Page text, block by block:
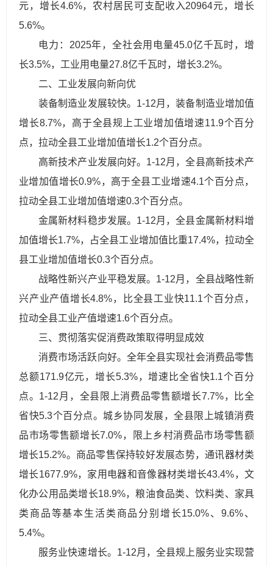
元，增长4.6%，农村居民可支配收入20964元，增长
5.6%。
电力：2025年，全社会用电量45.0亿千瓦时，增
长3.5%，工业用电量27.8亿千瓦时，增长3.2%。
二、工业发展向新向优
装备制造业发展较快。1-12月，装备制造业增加值
增长8.7%，高于全县规上工业增加值增速11.9个百分
点，拉动全县工业增加值增长1.2个百分点。
高新技术产业发展向好。1-12月，全县高新技术产
业增加值增长0.9%，高于全县工业增速4.1个百分点，
拉动全县工业增加值增速0.3个百分点。
金属新材料稳步发展。1-12月，全县金属新材料增
加值增长1.7%，占全县工业增加值比重17.4%，拉动全
县工业增加值增长0.3个百分点。
战略性新兴产业平稳发展。1-12月，全县战略性新
兴产业产值增长4.8%，比全县工业快11.1个百分点，
拉动全县工业产值增速1.6个百分点。
三、贯彻落实促消费政策取得明显成效
消费市场活跃向好。全年全县实现社会消费品零售
总额171.9亿元，增长5.3%，增速比全省快1.1个百分
点。1-12月，全县限上消费品零售额增长7.7%，比全
省快5.3个百分点。城乡协同发展，全县限上城镇消费
品市场零售额增长7.0%，限上乡村消费品市场零售额
增长15.2%。商品零售保持较好发展态势，通讯器材类
增长1677.9%，家用电器和音像器材类增长43.4%，文
化办公用品类增长18.9%，粮油食品类、饮料类、家具
类商品等基本生活类商品分别增长15.0%、9.6%、
5.4%。
服务业快速增长。1-12月，全县规上服务业实现营